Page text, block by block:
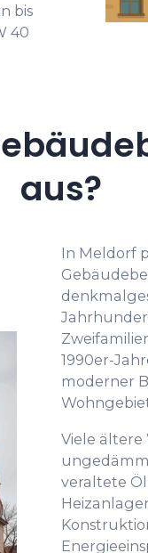
bis
40
aus?
In Meldorf
1990er-
moderner
Viele ältere
veraltete